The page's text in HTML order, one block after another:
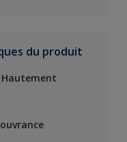
du produit
Hautement